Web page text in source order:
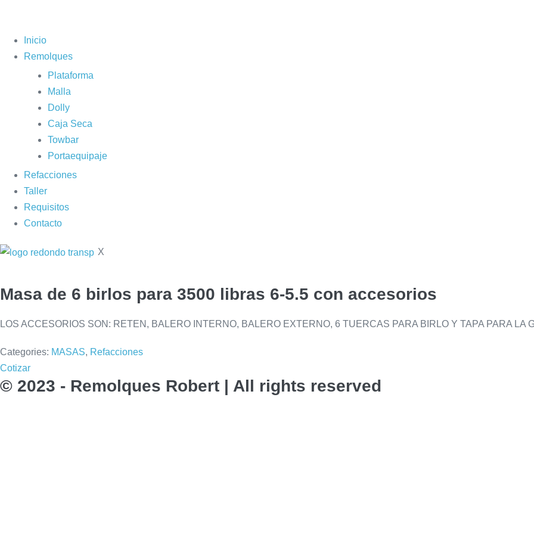
Inicio
Remolques
Plataforma
Malla
Dolly
Caja Seca
Towbar
Portaequipaje
Refacciones
Taller
Requisitos
Contacto
X
Masa de 6 birlos para 3500 libras 6-5.5 con accesorios
LOS ACCESORIOS SON: RETEN, BALERO INTERNO, BALERO EXTERNO, 6 TUERCAS PARA BIRLO Y TAPA PARA LA
Categories: MASAS, Refacciones
Cotizar
© 2023 - Remolques Robert | All rights reserved